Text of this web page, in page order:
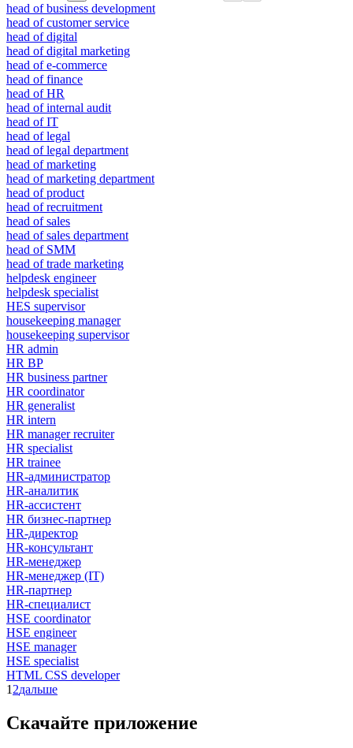
head of business development
head of customer service
head of digital
head of digital marketing
head of e-commerce
head of finance
head of HR
head of internal audit
head of IT
head of legal
head of legal department
head of marketing
head of marketing department
head of product
head of recruitment
head of sales
head of sales department
head of SMM
head of trade marketing
helpdesk engineer
helpdesk specialist
HES supervisor
housekeeping manager
housekeeping supervisor
HR admin
HR BP
HR business partner
HR coordinator
HR generalist
HR intern
HR manager recruiter
HR specialist
HR trainee
HR-администратор
HR-аналитик
HR-ассистент
HR бизнес-партнер
HR-директор
HR-консультант
HR-менеджер
HR-менеджер (IT)
HR-партнер
HR-специалист
HSE coordinator
HSE engineer
HSE manager
HSE specialist
HTML CSS developer
1 2дальше
Скачайте приложение